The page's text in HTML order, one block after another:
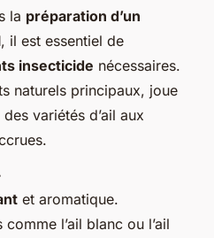
la préparation d’un
, il est essentiel de
insecticide nécessaires.
naturels principaux, joue
variétés d’ail aux
et aromatique.
l’ail blanc ou l’ail